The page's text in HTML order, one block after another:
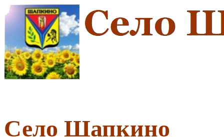
Село Шапкино